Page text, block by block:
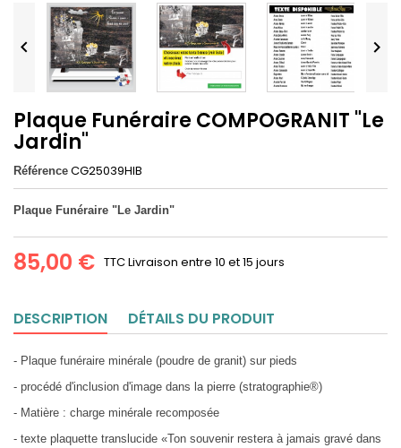
 
Plaque Funéraire COMPOGRANIT "Le
Jardin"
Référence CG25039HIB
Plaque Funéraire "Le Jardin"
85,00 € TTCLivraison entre 10 et 15 jours
DESCRIPTION DÉTAILS DU PRODUIT
- Plaque funéraire minérale (poudre de granit) sur pieds
- procédé d'inclusion d'image dans la pierre (stratographie®)
- Matière : charge minérale recomposée
- texte plaquette translucide «Ton souvenir restera à jamais gravé dans